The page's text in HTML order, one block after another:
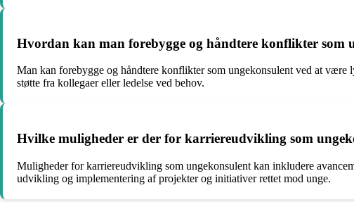
Hvordan kan man forebygge og håndtere konflikter som
Man kan forebygge og håndtere konflikter som ungekonsulent ved at
støtte fra kollegaer eller ledelse ved behov.
Hvilke muligheder er der for karriereudvikling som
Muligheder for karriereudvikling som ungekonsulent kan inkludere
udvikling og implementering af projekter og initiativer rettet mod unge.